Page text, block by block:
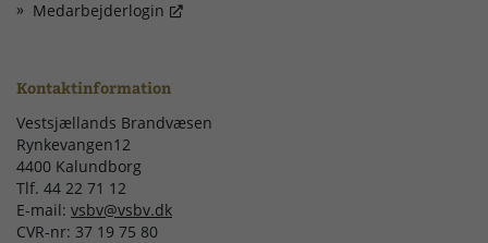
Medarbejderlogin
Kontaktinformation
Vestsjællands Brandvæsen
Rynkevangen12
4400 Kalundborg
Tlf. 44 22 71 12
E-mail: vsbv@vsbv.dk
CVR-nr: 37 19 75 80